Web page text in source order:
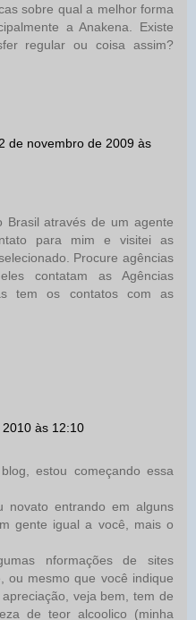
sobre qual a melhor forma
a Anakena. Existe
regular ou coisa assim?
de novembro de 2009 às
Brasil através de um agente
para mim e visitei as
Procure agências
contatam as Agências
tem os contatos com as
às 12:10
estou começando essa
novato entrando em alguns
gente igual a você, mais o
nformações de sites
ou mesmo que você indique
veja bem, tem de
de teor alcoolico (minha